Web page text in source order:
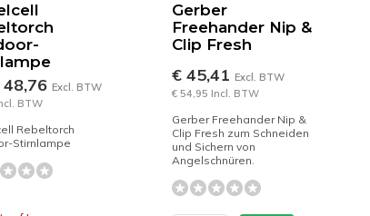
48,76 Excl. BTW
BTW
Rebeltorch
Stirnlampe
Gerber
Freehander Nip &
Clip Fresh
€ 45,41 Excl. BTW
€ 54,95 Incl. BTW
Gerber Freehander Nip &
Clip Fresh zum Schneiden
und Sichern von
Angelschnüren.